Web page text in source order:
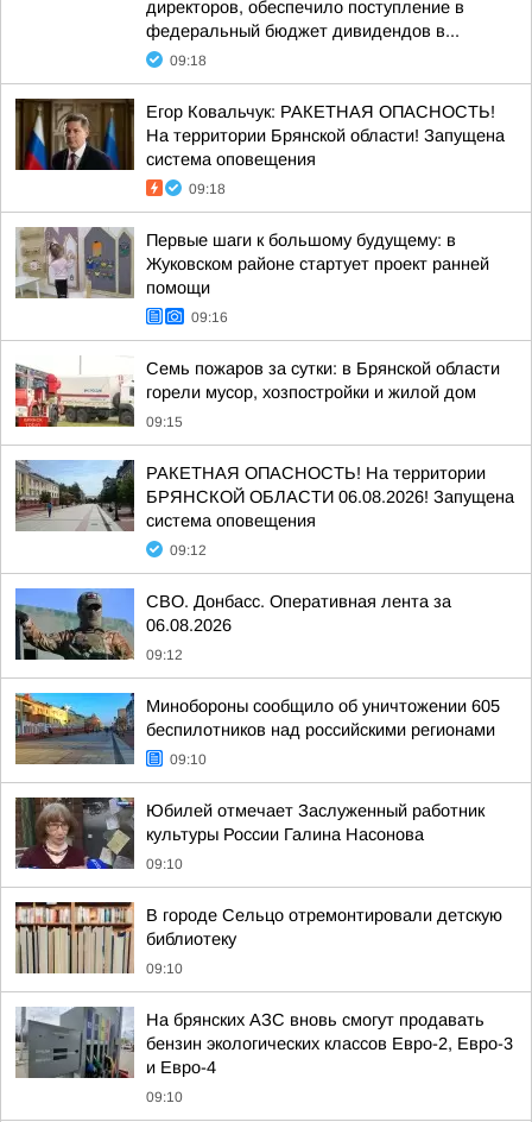
директоров, обеспечило поступление в
федеральный бюджет дивидендов в...
09:18
Егор Ковальчук: РАКЕТНАЯ ОПАСНОСТЬ!
На территории Брянской области! Запущена
система оповещения
09:18
Первые шаги к большому будущему: в
Жуковском районе стартует проект ранней
помощи
09:16
Семь пожаров за сутки: в Брянской области
горели мусор, хозпостройки и жилой дом
09:15
РАКЕТНАЯ ОПАСНОСТЬ! На территории
БРЯНСКОЙ ОБЛАСТИ 06.08.2026! Запущена
система оповещения
09:12
СВО. Донбасс. Оперативная лента за
06.08.2026
09:12
Минобороны сообщило об уничтожении 605
беспилотников над российскими регионами
09:10
Юбилей отмечает Заслуженный работник
культуры России Галина Насонова
09:10
В городе Сельцо отремонтировали детскую
библиотеку
09:10
На брянских АЗС вновь смогут продавать
бензин экологических классов Евро-2, Евро-3
и Евро-4
09:10